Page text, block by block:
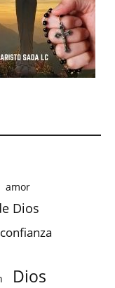
amor
Dios
confianza
Dios